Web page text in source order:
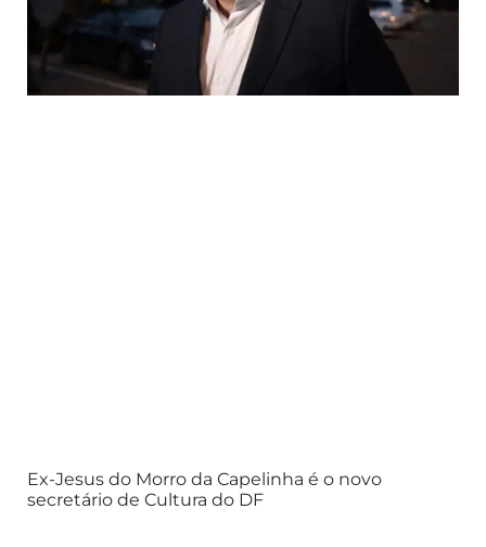
Ex-Jesus do Morro da Capelinha é o novo
secretário de Cultura do DF